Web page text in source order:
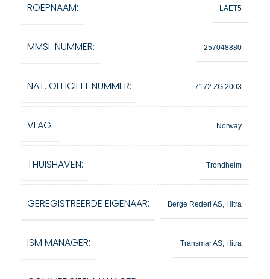
ROEPNAAM: LAET5
MMSI-NUMMER: 257048880
NAT. OFFICIEEL NUMMER: 7172 ZG 2003
VLAG: Norway
THUISHAVEN: Trondheim
GEREGISTREERDE EIGENAAR: Berge Rederi AS, Hitra
ISM MANAGER: Transmar AS, Hitra